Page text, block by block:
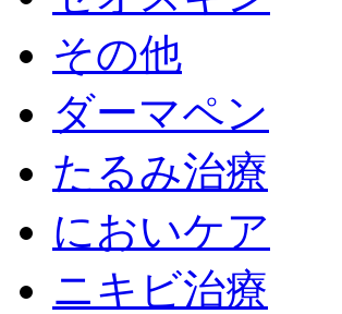
その他
ダーマペン
たるみ治療
においケア
ニキビ治療